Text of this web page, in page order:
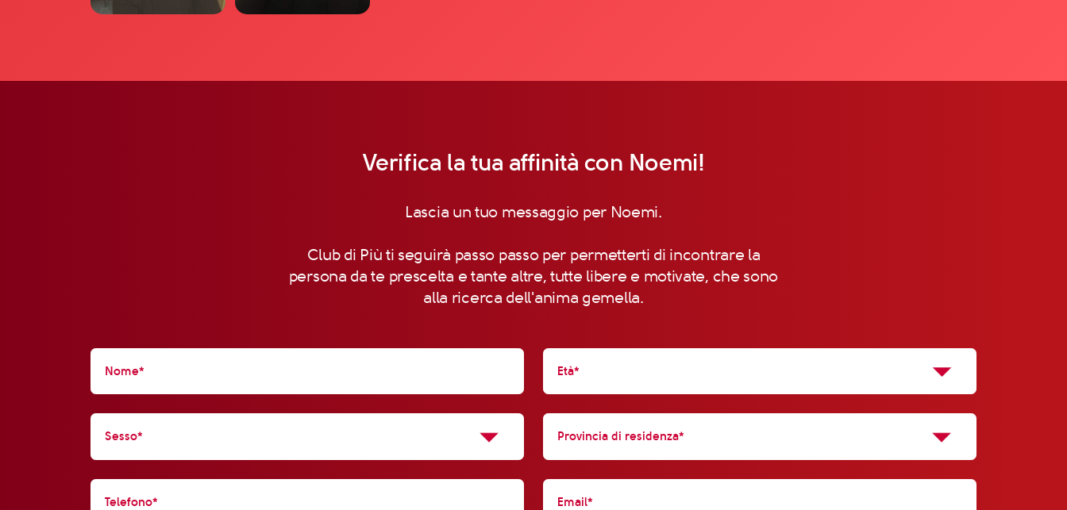
Verifica la tua affinità con Noemi!
Lascia un tuo messaggio per Noemi.
Club di Più ti seguirà passo passo per permetterti di incontrare la
persona da te prescelta e tante altre, tutte libere e motivate, che sono
alla ricerca dell'anima gemella.